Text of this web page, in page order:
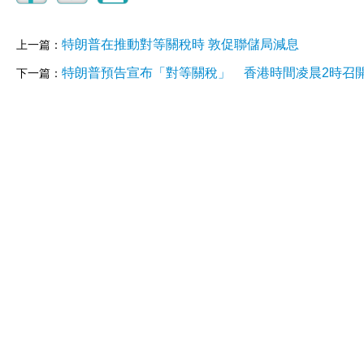
上一篇： 特朗普在推動對等關稅時 敦促聯儲局減息
下一篇： 特朗普預告宣布「對等關稅」 香港時間凌晨2時召